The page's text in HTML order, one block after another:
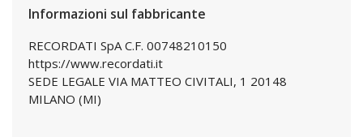
Informazioni sul fabbricante
RECORDATI SpA C.F. 00748210150
https://www.recordati.it
SEDE LEGALE VIA MATTEO CIVITALI, 1 20148
MILANO (MI)